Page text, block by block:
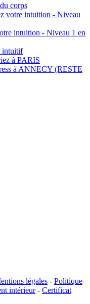
corps
votre intuition - Niveau
intuition - Niveau 1 en
intuitif
à PARIS
à ANNECY (RESTE
légales - Politique
intérieur- Certificat